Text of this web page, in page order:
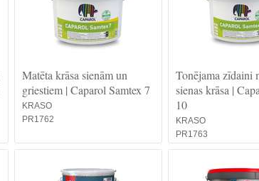
Matēta krāsa sienām un
griestiem | Caparol Samtex 7
KRASO
PR1762
Tonējama zīdaini
sienas krāsa |
10
KRASO
PR1763